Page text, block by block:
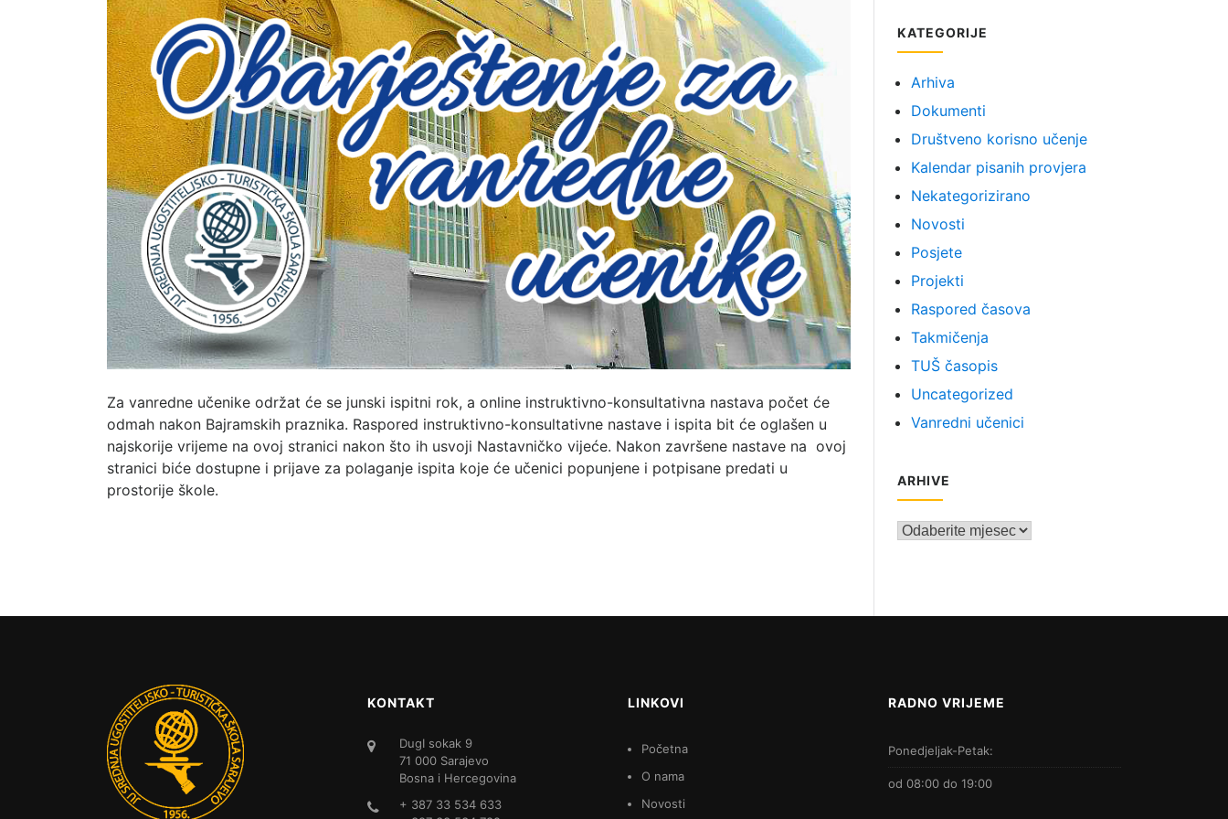
Za vanredne učenike održat će se junski ispitni rok, a online instruktivno-konsultativna nastava počet će
odmah nakon Bajramskih praznika. Raspored instruktivno-konsultativne nastave i ispita bit će oglašen u
najskorije vrijeme na ovoj stranici nakon što ih usvoji Nastavničko vijeće. Nakon završene nastave na ovoj
stranici biće dostupne i prijave za polaganje ispita koje će učenici popunjene i potpisane predati u
prostorije škole.
KATEGORIJE
Arhiva
Dokumenti
Društveno korisno učenje
Kalendar pisanih provjera
Nekategorizirano
Novosti
Posjete
Projekti
Raspored časova
Takmičenja
TUŠ časopis
Uncategorized
Vanredni učenici
ARHIVE
Arhive
KONTAKT
DugI sokak 9
71 000 Sarajevo
Bosna i Hercegovina
+ 387 33 534 633
LINKOVI
Početna
O nama
Novosti
RADNO VRIJEME
Ponedjeljak-Petak:
od 08:00 do 19:00